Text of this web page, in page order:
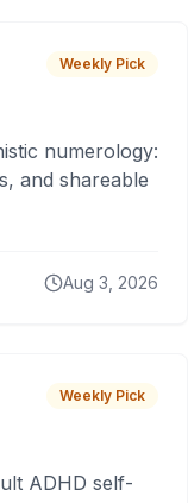
Weekly Pick
numerology:
and shareable
Aug 3, 2026
Weekly Pick
ADHD self-